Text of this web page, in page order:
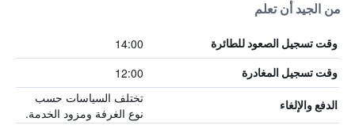
من الجيد أن تعلم
وقت تسجيل الصعود للطائرة 14:00
وقت تسجيل المغادرة 12:00
الدفع والإلغاء
تختلف السياسات حسب
نوع الغرفة ومزود الخدمة.